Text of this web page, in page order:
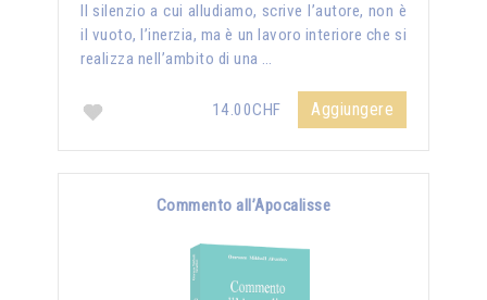
II silenzio a cui alludiamo, scrive l’autore, non è
il vuoto, l’inerzia, ma è un lavoro interiore che si
realizza nell’ambito di una …
14.00CHF Aggiungere
Commento all’Apocalisse